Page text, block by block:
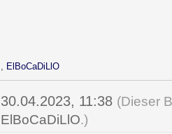
ElBoCaDiLlO
30.04.2023, 11:38 (Dieser
ElBoCaDiLlO.)